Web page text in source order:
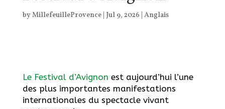
byMillefeuilleProvence| Jul 9, 2026 Anglais
Le Festival d’Avignon est aujourd’hui l’une
des plus importantes manifestations
internationales du spectacle vivant